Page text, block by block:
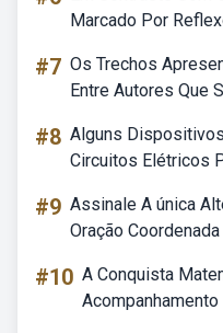
Marcado Por
#7 Os Trechos
Entre Autores Que
#8 Alguns
Circuitos Elétricos
#9 Assinale A única
Oração
#10 A Conquista